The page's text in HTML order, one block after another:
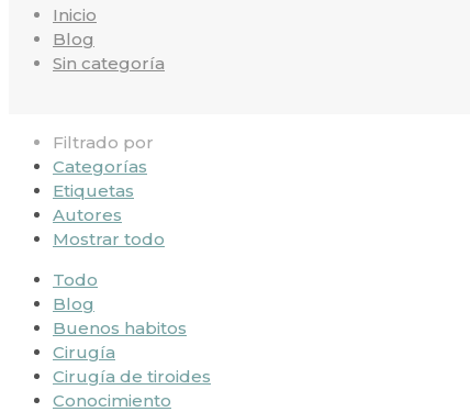
Inicio
Blog
Sin categoría
Filtrado por
Categorías
Etiquetas
Autores
Mostrar todo
Todo
Blog
Buenos habitos
Cirugía
Cirugía de tiroides
Conocimiento